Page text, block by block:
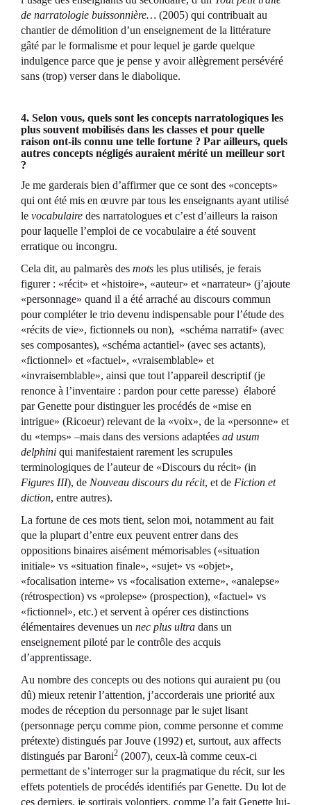
de narratologie buissonnière… (2005) qui contribuait au
chantier de démolition d’un enseignement de la littérature
gâté par le formalisme et pour lequel je garde quelque
indulgence parce que je pense y avoir allègrement persévéré
sans (trop) verser dans le diabolique.
4. Selon vous, quels sont les concepts narratologiques les
plus souvent mobilisés dans les classes et pour quelle
raison ont-ils connu une telle fortune ? Par ailleurs, quels
autres concepts négligés auraient mérité un meilleur sort
?
Je me garderais bien d’affirmer que ce sont des «concepts»
qui ont été mis en œuvre par tous les enseignants ayant utilisé
le vocabulaire des narratologues et c’est d’ailleurs la raison
pour laquelle l’emploi de ce vocabulaire a été souvent
erratique ou incongru.
Cela dit, au palmarès des mots les plus utilisés, je ferais
figurer : «récit» et «histoire», «auteur» et «narrateur» (j’ajoute
«personnage» quand il a été arraché au discours commun
pour compléter le trio devenu indispensable pour l’étude des
«récits de vie», fictionnels ou non), «schéma narratif» (avec
ses composantes), «schéma actantiel» (avec ses actants),
«fictionnel» et «factuel», «vraisemblable» et
«invraisemblable», ainsi que tout l’appareil descriptif (je
renonce à l’inventaire : pardon pour cette paresse) élaboré
par Genette pour distinguer les procédés de «mise en
intrigue» (Ricoeur) relevant de la «voix», de la «personne» et
du «temps» –mais dans des versions adaptées ad usum
delphini qui manifestaient rarement les scrupules
terminologiques de l’auteur de «Discours du récit» (in
Figures III), de Nouveau discours du récit, et de Fiction et
diction, entre autres).
La fortune de ces mots tient, selon moi, notamment au fait
que la plupart d’entre eux peuvent entrer dans des
oppositions binaires aisément mémorisables («situation
initiale» vs «situation finale», «sujet» vs «objet»,
«focalisation interne» vs «focalisation externe», «analepse»
(rétrospection) vs «prolepse» (prospection), «factuel» vs
«fictionnel», etc.) et servent à opérer ces distinctions
élémentaires devenues un nec plus ultra dans un
enseignement piloté par le contrôle des acquis
d’apprentissage.
Au nombre des concepts ou des notions qui auraient pu (ou
dû) mieux retenir l’attention, j’accorderais une priorité aux
modes de réception du personnage par le sujet lisant
(personnage perçu comme pion, comme personne et comme
prétexte) distingués par Jouve (1992) et, surtout, aux affects
distingués par Baroni2 (2007), ceux-là comme ceux-ci
permettant de s’interroger sur la pragmatique du récit, sur les
effets potentiels de procédés identifiés par Genette. Du lot de
ces derniers, je sortirais volontiers, comme l’a fait Genette lui-